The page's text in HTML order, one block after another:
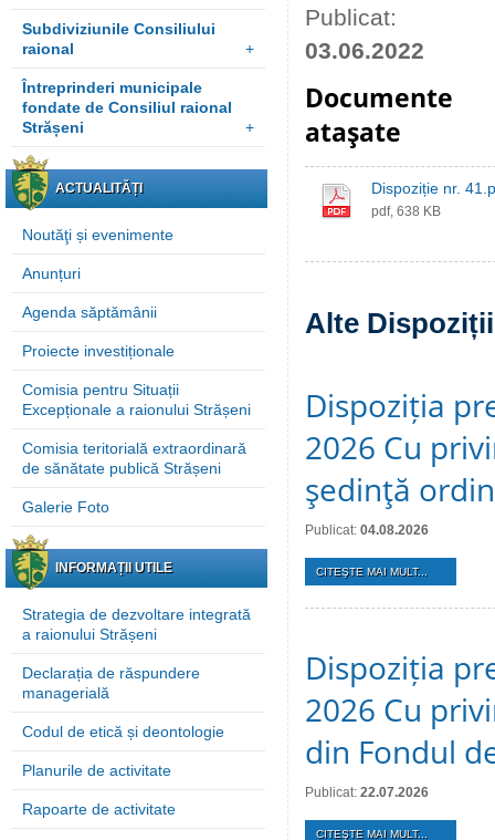
Subdiviziunile Consiliului
raional
+
Întreprinderi municipale
fondate de Consiliul raional
Strășeni
+
ACTUALITĂȚI
Noutăţi și evenimente
Anunțuri
Agenda săptămânii
Proiecte investiționale
Comisia pentru Situații
Excepționale a raionului Strășeni
Comisia teritorială extraordinară
de sănătate publică Strășeni
Galerie Foto
INFORMAȚII UTILE
Strategia de dezvoltare integrată
a raionului Strășeni
Declarația de răspundere
managerială
Codul de etică și deontologie
Planurile de activitate
Rapoarte de activitate
Publicat:
03.06.2022
Documente
ataşate
Dispoziție nr.
pdf, 638 KB
Alte
Dispoziția
2026 Cu
şedinţă
Publicat: 04.08.2026
CITEŞTE MAI MULT...
Dispoziția
2026 Cu
din Fondul
Publicat: 22.07.2026
CITEŞTE MAI MULT...